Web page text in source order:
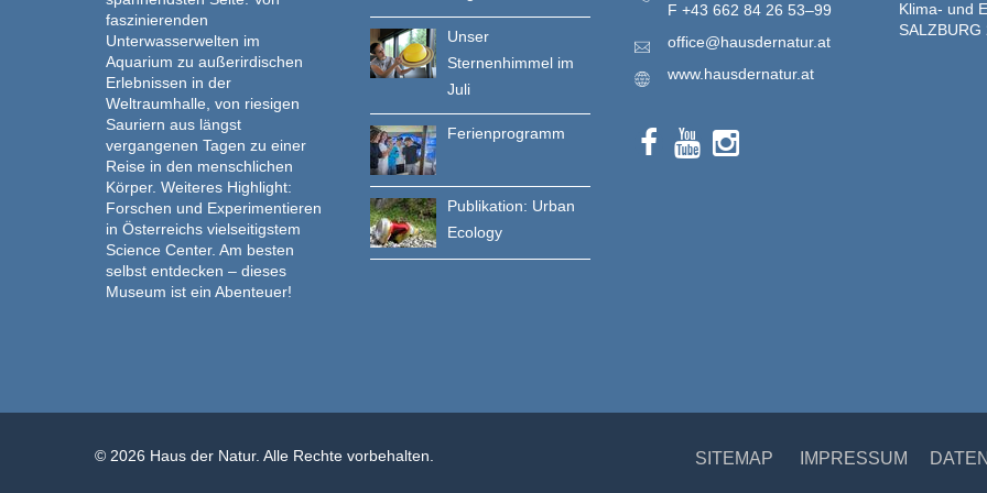
faszinierenden
Unterwasserwelten im
Aquarium zu außerirdischen
Erlebnissen in der
Weltraumhalle, von riesigen
Sauriern aus längst
vergangenen Tagen zu einer
Reise in den menschlichen
Körper. Weiteres Highlight:
Forschen und Experimentieren
in Österreichs vielseitigstem
Science Center. Am besten
selbst entdecken – dieses
Museum ist ein Abenteuer!
Unser
Sternenhimmel im
Juli
Ferienprogramm
Publikation: Urban
Ecology
F +43 662 84 26 53–99
office@hausdernatur.at
www.hausdernatur.at
Klima- und
SALZBURG
© 2026 Haus der Natur. Alle Rechte vorbehalten. SITEMAP IMPRESSUM